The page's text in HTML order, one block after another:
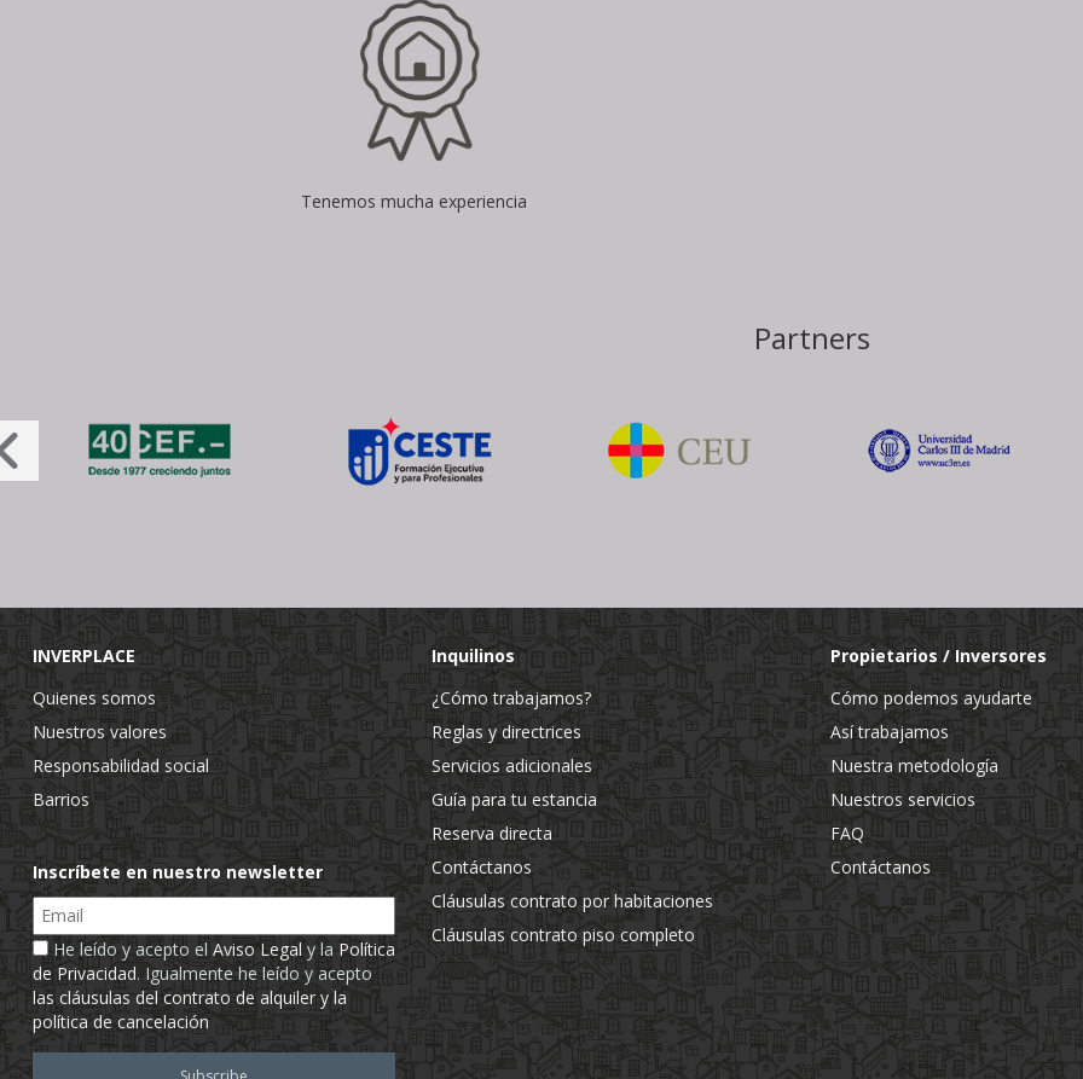
Tenemos mucha experiencia
Partners
INVERPLACE
Quienes somos
Nuestros valores
Responsabilidad social
Barrios
Inscríbete en nuestro newsletter
Email
He leído y acepto el Aviso Legal y la Política
de Privacidad. Igualmente he leído y acepto
las cláusulas del contrato de alquiler y la
política de cancelación
Inquilinos
¿Cómo trabajamos?
Reglas y directrices
Servicios adicionales
Guía para tu estancia
Reserva directa
Contáctanos
Cláusulas contrato por habitaciones
Cláusulas contrato piso completo
Propietarios / Inversores
Cómo podemos ayudarte
Así trabajamos
Nuestra metodología
Nuestros servicios
FAQ
Contáctanos